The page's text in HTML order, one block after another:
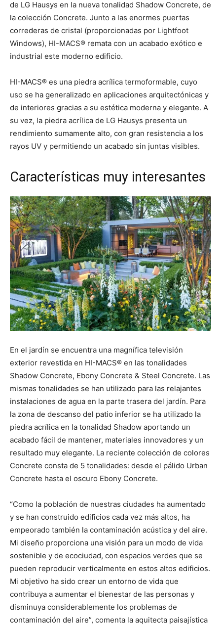
de LG Hausys en la nueva tonalidad Shadow Concrete, de
la colección Concrete. Junto a las enormes puertas
correderas de cristal (proporcionadas por Lightfoot
Windows), HI-MACS® remata con un acabado exótico e
industrial este moderno edificio.
HI-MACS® es una piedra acrílica termoformable, cuyo
uso se ha generalizado en aplicaciones arquitectónicas y
de interiores gracias a su estética moderna y elegante. A
su vez, la piedra acrílica de LG Hausys presenta un
rendimiento sumamente alto, con gran resistencia a los
rayos UV y permitiendo un acabado sin juntas visibles.
Características muy interesantes
En el jardín se encuentra una magnífica televisión
exterior revestida en HI-MACS® en las tonalidades
Shadow Concrete, Ebony Concrete & Steel Concrete. Las
mismas tonalidades se han utilizado para las relajantes
instalaciones de agua en la parte trasera del jardín. Para
la zona de descanso del patio inferior se ha utilizado la
piedra acrílica en la tonalidad Shadow aportando un
acabado fácil de mantener, materiales innovadores y un
resultado muy elegante. La reciente colección de colores
Concrete consta de 5 tonalidades: desde el pálido Urban
Concrete hasta el oscuro Ebony Concrete.
“Como la población de nuestras ciudades ha aumentado
y se han construido edificios cada vez más altos, ha
empeorado también la contaminación acústica y del aire.
Mi diseño proporciona una visión para un modo de vida
sostenible y de ecociudad, con espacios verdes que se
pueden reproducir verticalmente en estos altos edificios.
Mi objetivo ha sido crear un entorno de vida que
contribuya a aumentar el bienestar de las personas y
disminuya considerablemente los problemas de
contaminación del aire”, comenta la aquitecta paisajística